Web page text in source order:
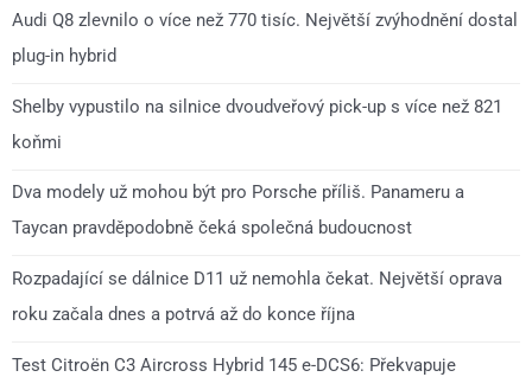
Audi Q8 zlevnilo o více než 770 tisíc. Největší zvýhodnění dostal
plug-in hybrid
Shelby vypustilo na silnice dvoudveřový pick-up s více než 821
koňmi
Dva modely už mohou být pro Porsche příliš. Panameru a
Taycan pravděpodobně čeká společná budoucnost
Rozpadající se dálnice D11 už nemohla čekat. Největší oprava
roku začala dnes a potrvá až do konce října
Test Citroën C3 Aircross Hybrid 145 e-DCS6: Překvapuje